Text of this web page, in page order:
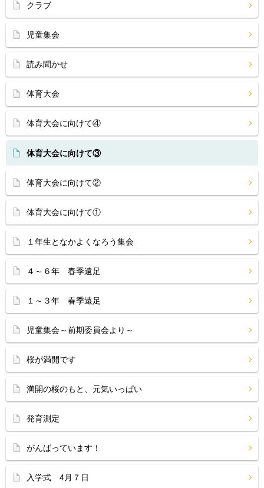
クラブ
児童集会
読み聞かせ
体育大会
体育大会に向けて④
体育大会に向けて③
体育大会に向けて②
体育大会に向けて①
１年生となかよくなろう集会
４～６年 春季遠足
１～３年 春季遠足
児童集会～前期委員会より～
桜が満開です
満開の桜のもと、元気いっぱい
発育測定
がんばっています！
入学式 4月７日